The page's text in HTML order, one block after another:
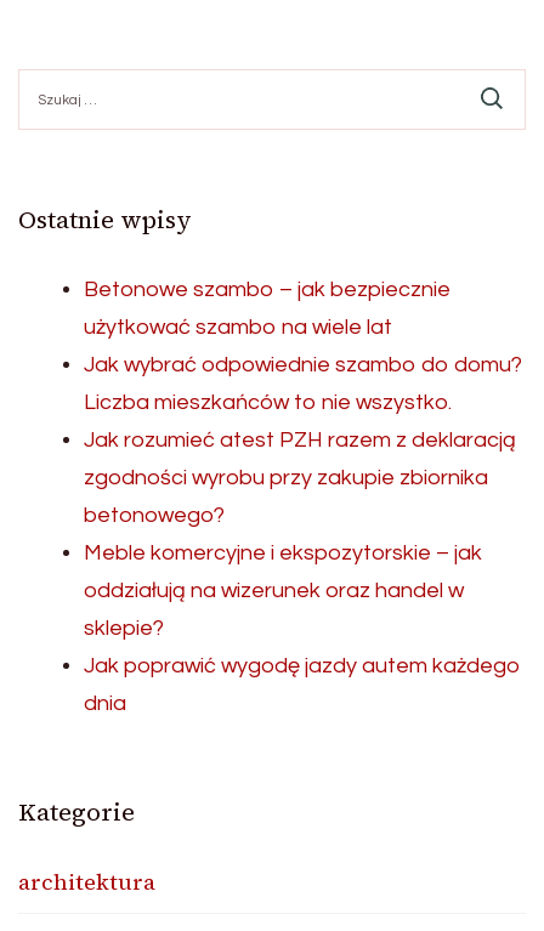
Ostatnie wpisy
Betonowe szambo – jak bezpiecznie
użytkować szambo na wiele lat
Jak wybrać odpowiednie szambo do domu?
Liczba mieszkańców to nie wszystko.
Jak rozumieć atest PZH razem z deklaracją
zgodności wyrobu przy zakupie zbiornika
betonowego?
Meble komercyjne i ekspozytorskie – jak
oddziałują na wizerunek oraz handel w
sklepie?
Jak poprawić wygodę jazdy autem każdego
dnia
Kategorie
architektura